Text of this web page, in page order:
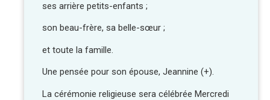
ses arrière petits-enfants ;
son beau-frère, sa belle-sœur ;
et toute la famille.
Une pensée pour son épouse, Jeannine (+).
La cérémonie religieuse sera célébrée Mercredi